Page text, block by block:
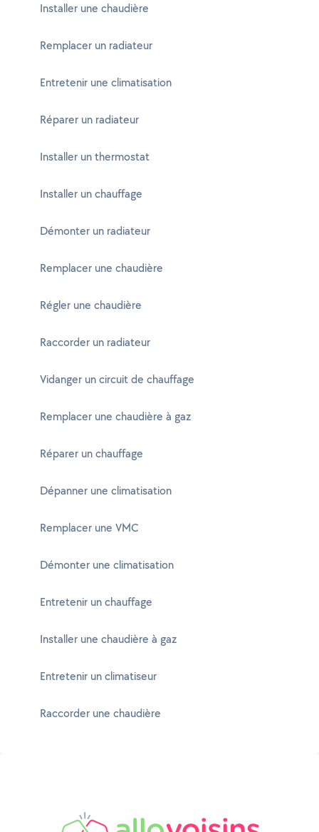
Installer une chaudière
Remplacer un radiateur
Entretenir une climatisation
Réparer un radiateur
Installer un thermostat
Installer un chauffage
Démonter un radiateur
Remplacer une chaudière
Régler une chaudière
Raccorder un radiateur
Vidanger un circuit de chauffage
Remplacer une chaudière à gaz
Réparer un chauffage
Dépanner une climatisation
Remplacer une VMC
Démonter une climatisation
Entretenir un chauffage
Installer une chaudière à gaz
Entretenir un climatiseur
Raccorder une chaudière